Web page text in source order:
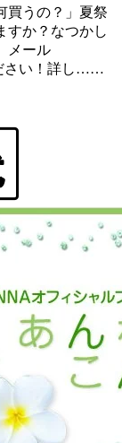
買うの？」夏祭
すか？なつかし
メール
さい！詳し……